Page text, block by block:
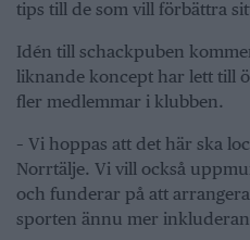
tips till de som vill förbättra
Idén till schackpuben
liknande koncept har lett till
fler medlemmar i klubben.
– Vi hoppas att det här ska
Norrtälje. Vi vill också
och funderar på att
sporten ännu mer